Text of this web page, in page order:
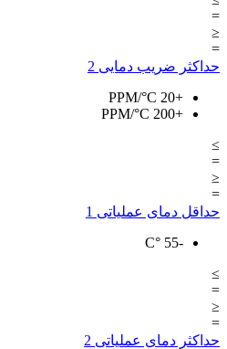
=
≤
=
حداکثر ضریب دمایی 2
+20
PPM/°C
+200
PPM/°C
≥
=
≤
=
حداقل دمای عملیاتی 1
-55
°C
≥
=
≤
=
حداکثر دمای عملیاتی 2